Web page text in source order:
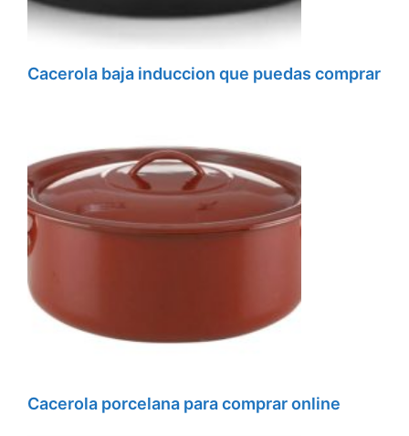
Cacerola baja induccion que puedas comprar
Cacerola porcelana para comprar online